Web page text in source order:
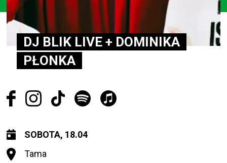
DJ BLIK LIVE + DOMINIKA
PŁONKA
SOBOTA, 18.04
Tama